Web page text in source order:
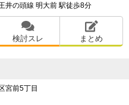
井の頭線 明大前 駅徒歩8分
検討スレ まとめ
宮前5丁目